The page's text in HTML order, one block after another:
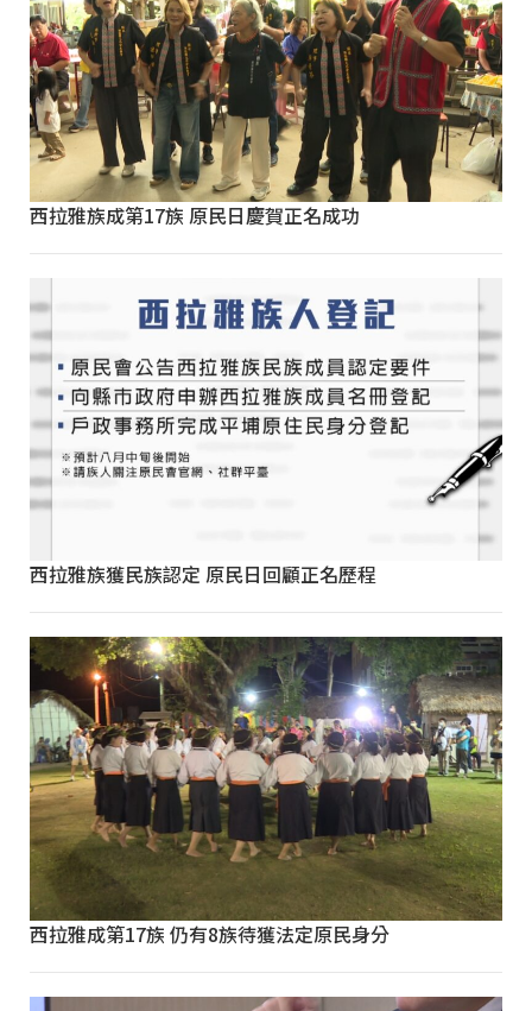
西拉雅族成第17族 原民日慶賀正名成功
西拉雅族獲民族認定 原民日回顧正名歷程
西拉雅成第17族 仍有8族待獲法定原民身分